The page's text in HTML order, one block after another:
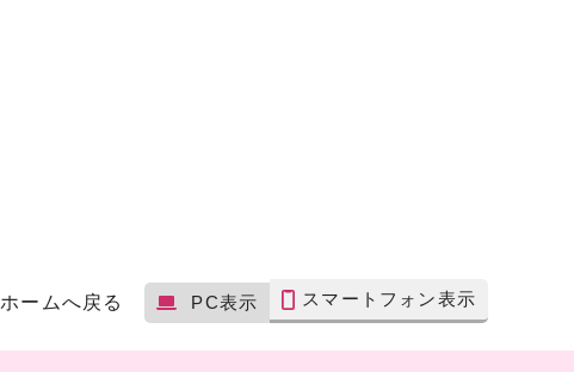
ホームへ戻る PC表示 スマートフォン表示